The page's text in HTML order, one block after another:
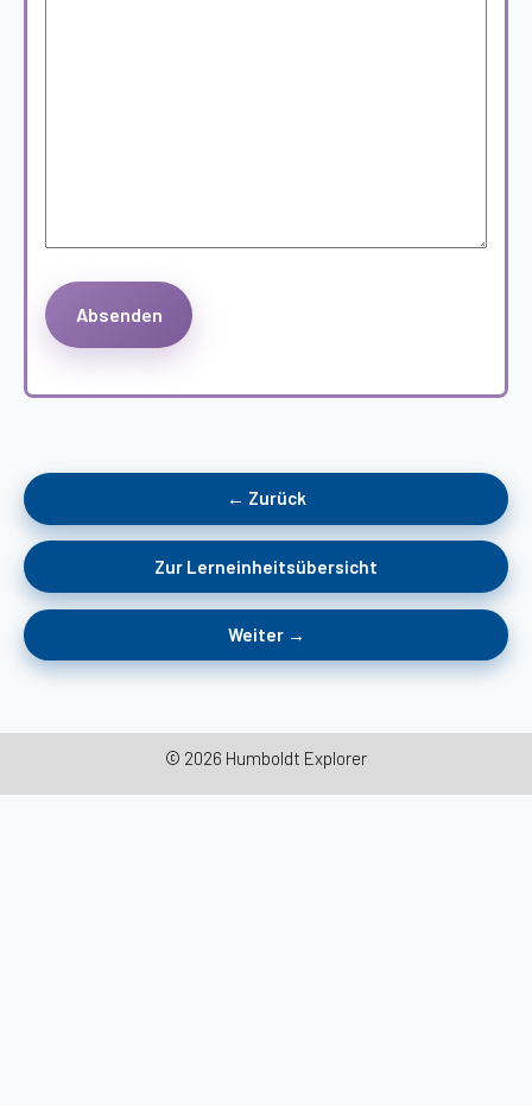
← Zurück
Zur Lerneinheitsübersicht
Weiter →
© 2026 Humboldt Explorer